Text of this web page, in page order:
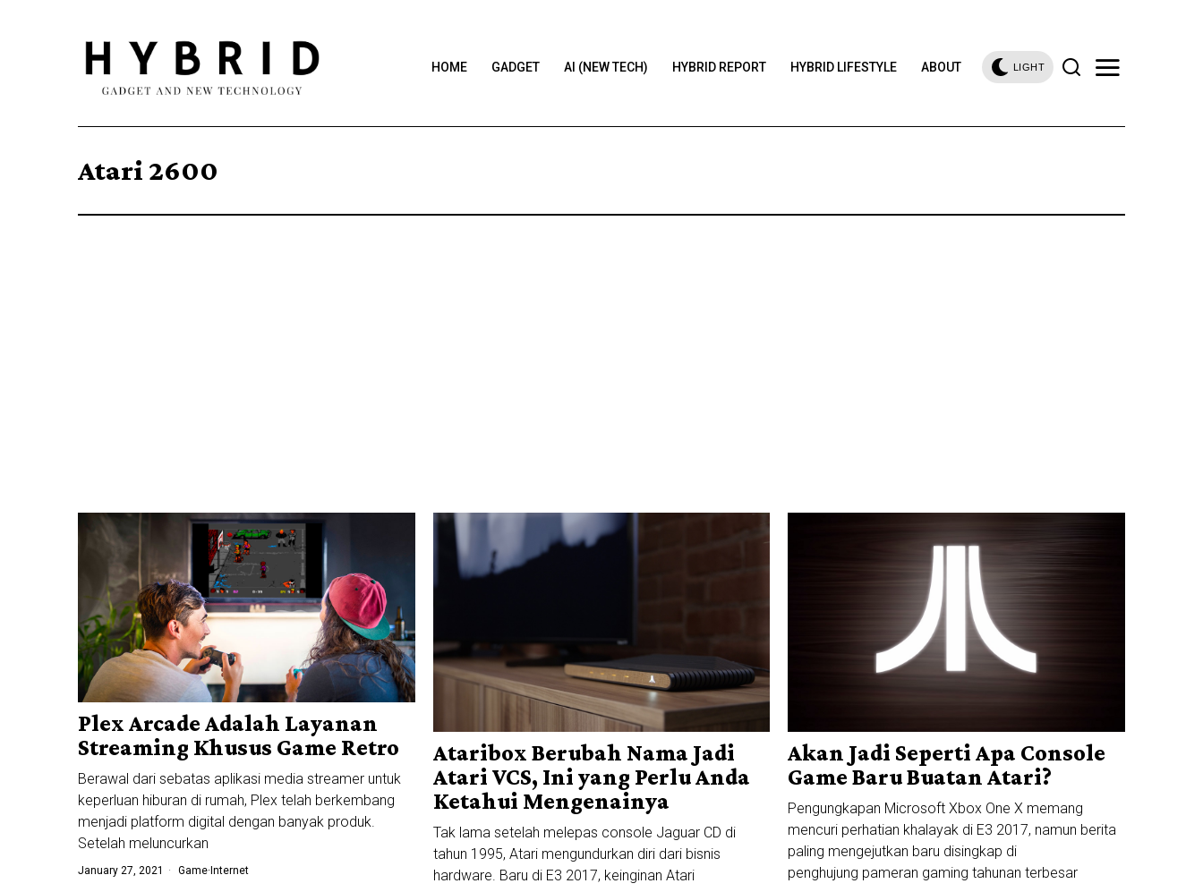
HOME GADGET AI (NEW TECH) HYBRID REPORT HYBRID LIFESTYLE ABOUT LIGHT
Atari 2600
Plex Arcade Adalah Layanan
Streaming Khusus Game Retro
Berawal dari sebatas aplikasi media streamer untuk
keperluan hiburan di rumah, Plex telah berkembang
menjadi platform digital dengan banyak produk.
Setelah meluncurkan
January 27, 2021 Game·Internet
Ataribox Berubah Nama Jadi
Atari VCS, Ini yang Perlu Anda
Ketahui Mengenainya
Tak lama setelah melepas console Jaguar CD di
tahun 1995, Atari mengundurkan diri dari bisnis
hardware. Baru di E3 2017, keinginan Atari
Akan Jadi Seperti Apa Console
Game Baru Buatan Atari?
Pengungkapan Microsoft Xbox One X memang
mencuri perhatian khalayak di E3 2017, namun berita
paling mengejutkan baru disingkap di
penghujung pameran gaming tahunan terbesar